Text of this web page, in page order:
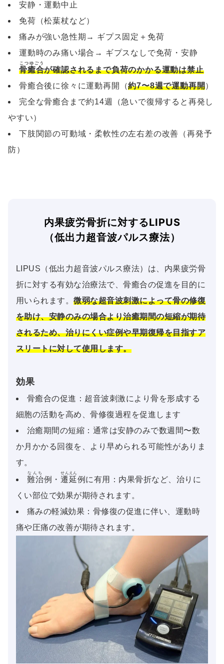
安静・運動中止
免荷（松葉杖など）
痛みが強い急性期→ ギプス固定＋免荷
運動時のみ痛い場合→ ギプスなしで免荷・安静
骨癒合
こつゆごう
が確認されるまで負荷のかかる運動は禁止
骨癒合後に徐々に運動再開（約7〜8週で運動再開）
完全な骨癒合まで約14週（急いで復帰すると再発し
やすい）
下肢関節の可動域・柔軟性の左右差の改善（再発予
防）
内果疲労骨折に対するLIPUS
（低出力超音波パルス療法）
LIPUS（低出力超音波パルス療法）は、内果疲労骨
折に対する有効な治療法で、骨癒合の促進を目的に
用いられます。微弱な超音波刺激によって骨の修復
を助け、安静のみの場合より治癒期間の短縮が期待
されるため、治りにくい症例や早期復帰を目指すア
スリートに対して使用します。
効果
骨癒合の促進：超音波刺激により骨を形成する
細胞の活動を高め、骨修復過程を促進します
治癒期間の短縮：通常は安静のみで数週間〜数
か月かかる回復を、より早められる可能性がありま
す。
難治
なんち
例・ 遷延
せんえん
例に有用：内果骨折など、治りに
くい部位で効果が期待されます。
痛みの軽減効果：骨修復の促進に伴い、運動時
痛や圧痛の改善が期待されます。